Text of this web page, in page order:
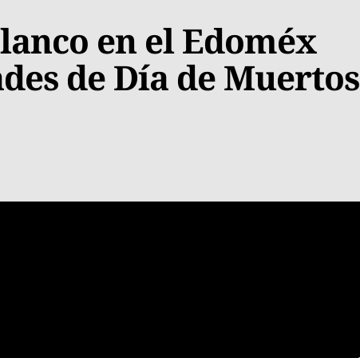
en el Edoméx
de Día de Muertos